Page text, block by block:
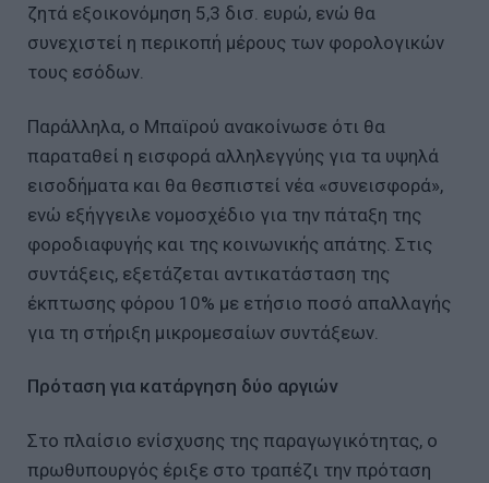
ζητά εξοικονόμηση 5,3 δισ. ευρώ, ενώ θα
συνεχιστεί η περικοπή μέρους των φορολογικών
τους εσόδων.
Παράλληλα, ο Μπαϊρού ανακοίνωσε ότι θα
παραταθεί η εισφορά αλληλεγγύης για τα υψηλά
εισοδήματα και θα θεσπιστεί νέα «συνεισφορά»,
ενώ εξήγγειλε νομοσχέδιο για την πάταξη της
φοροδιαφυγής και της κοινωνικής απάτης. Στις
συντάξεις, εξετάζεται αντικατάσταση της
έκπτωσης φόρου 10% με ετήσιο ποσό απαλλαγής
για τη στήριξη μικρομεσαίων συντάξεων.
Πρόταση για κατάργηση δύο αργιών
Στο πλαίσιο ενίσχυσης της παραγωγικότητας, ο
πρωθυπουργός έριξε στο τραπέζι την πρόταση